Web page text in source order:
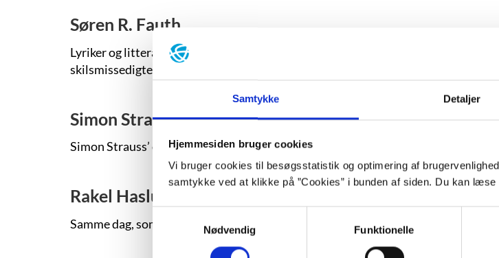
Samtykke Detaljer
Hjemmesiden bruger cookies
Vi bruger cookies til besøgsstatistik og optimering af
samtykke ved at klikke på ”Cookies” i bunden af siden. Du kan
Nødvendig
Funktionelle
Søren R. Fauth
Lyriker og litteraturprofessor Søren R. Fauth har langt om længe nået et
skilsmissedigtet
Simon Strauss
Simon Strauss’ debutroman ”Syv nætter” (2017) er blevet kaldt for et tysk
Rakel Haslund-Gjerrild
Samme dag, som Danmark lukkede ned på grund af coronapandemien, udgav